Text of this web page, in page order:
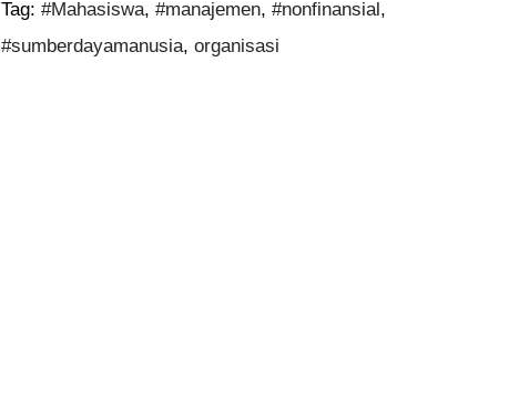
Tag:#Mahasiswa,#manajemen,#nonfinansial,
#sumberdayamanusia,organisasi